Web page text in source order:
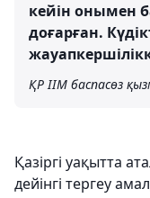
кейін онымен
доғарған.
ҚР ІІМ баспасөз
Қазіргі уақытта
дейінгі тергеу